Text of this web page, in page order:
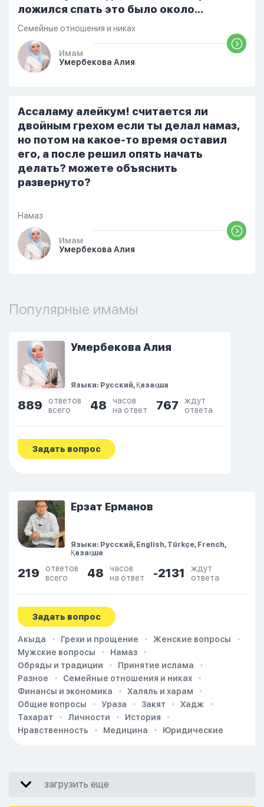
ложился спать это было около
одиннадцати вечера. Но я снова
разбудила его, сказав, что мне плохо.
Он ответил: «Я живу с больными». Мне
стало очень обидно, и я решила
проснулся и спросил, что случилось. И
я рассказала о своих проблемах. Затем
я сказала ему:...
Семейные отношения и никах
Имам
Умербекова Алия
Ассаламу алейкум! считается ли
двойным грехом если ты делал намаз,
но потом на какое-то время оставил
его, а после решил опять начать
делать? можете объяснить
развернуто?
Намаз
Имам
Умербекова Алия
Популярные имамы
Умербекова Алия
Языки: Русский, Қазақша
889
ответов
всего
48
часов
на ответ
767
ждут
ответа
Задать вопрос
Ерзат Ерманов
Языки: Русский, English, Türkçe, French,
Қазақша
219
ответов
всего
48
часов
на ответ
-2131
ждут
ответа
Задать вопрос
Акыда Грехи и прощение
Женские вопросы
Мужские вопросы
Намаз
Обряды и традиции
Принятие ислама
Разное
Семейные отношения и никах
Финансы и экономика
Халяль и харам
Общие вопросы
Ураза Закят
Хадж
Тахарат
Личности
История
Нравственность
Медицина Юридические
загрузить еще